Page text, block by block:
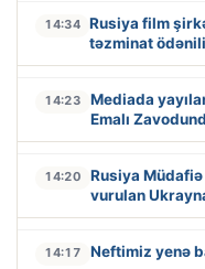
14:34 Rusiya film
təzminat
14:23
Mediada
Emalı
14:20
Rusiya
vurulan
14:17 Neftimiz yenə